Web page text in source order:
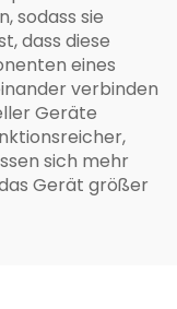
sodass sie
dass diese
eines
verbinden
Geräte
sich mehr
Gerät größer